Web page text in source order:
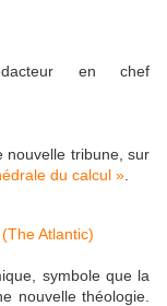
en chef
nouvelle tribune, sur
du calcul »
(The Atlantic)
symbole que la
nouvelle théologie.